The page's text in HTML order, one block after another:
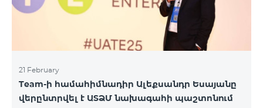
21 February
Team-ի համահիմնադիր Ալեքսանդր Եսայանը
վերընտրվել է ԱՏՁՄ նախագահի պաշտոնում